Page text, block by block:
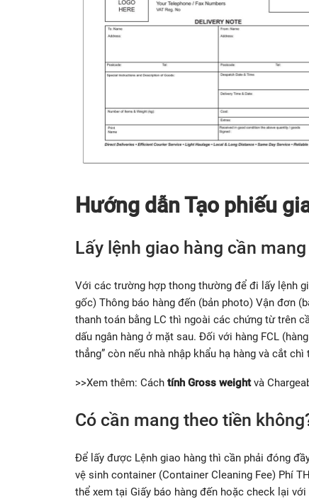
Hướng dẫn Tạo phiếu
Lấy lệnh giao hàng cần
Với các trường hợp thong thường để đi lấy lệnh
gốc) Thông báo hàng đến (bản photo) Vận đơn
thanh toán bằng LC thì ngoài các chứng từ trên
dấu ngân hàng ở mặt sau. Đối với hàng FCL
thẳng” còn nếu nhà nhập khẩu hạ hàng và cắt
>>Xem thêm: Cách tính Gross weightvà
Có cần mang theo tiền
Để lấy được Lệnh giao hàng thì cần phải đóng
vệ sinh container (Container Cleaning Fee) Phí
thể xem tại Giấy báo hàng đến hoặc check lại với